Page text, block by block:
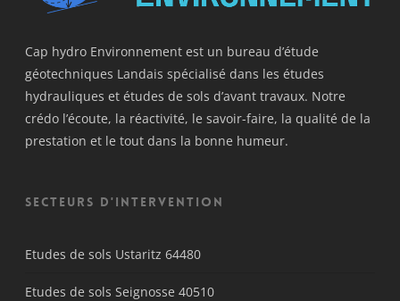
Cap hydro Environnement est un bureau d’étude
géotechniques Landais spécialisé dans les études
hydrauliques et études de sols d’avant travaux. Notre
crédo l’écoute, la réactivité, le savoir-faire, la qualité de la
prestation et le tout dans la bonne humeur.
Secteurs d'intervention
Etudes de sols Ustaritz 64480
Etudes de sols Seignosse 40510